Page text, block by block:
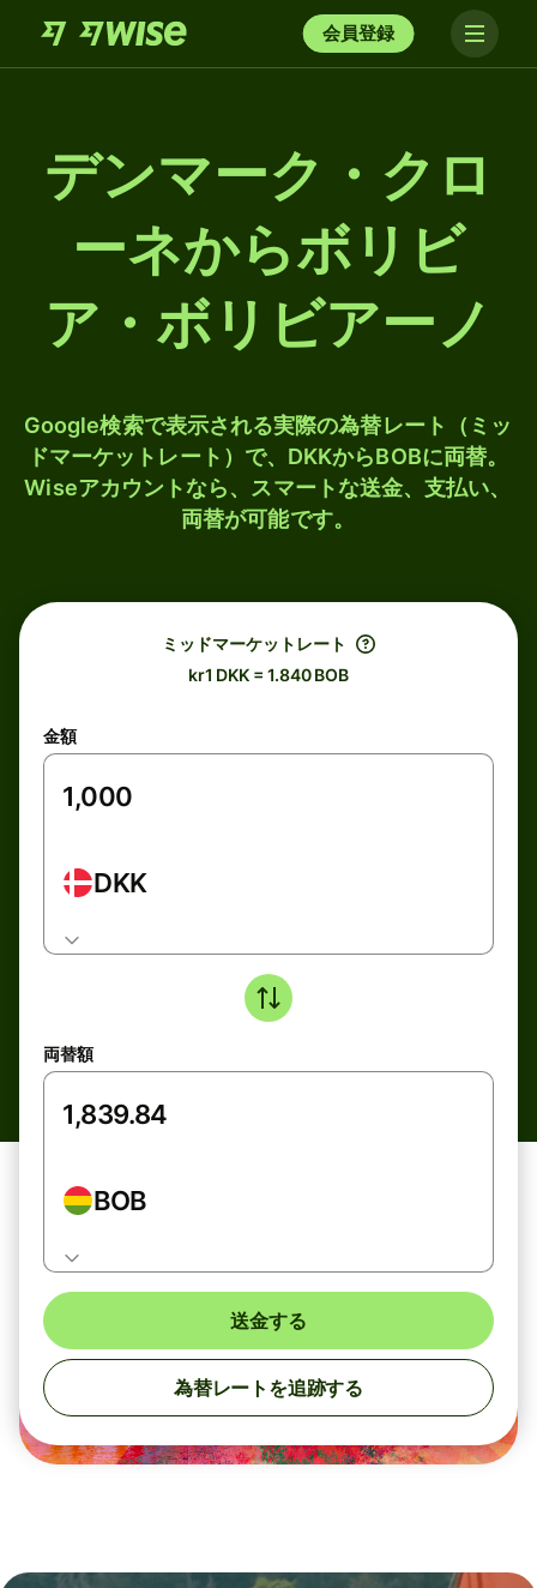
会員登録
デンマーク・クロ
ーネからボリビ
ア・ボリビアーノ
Google検索で表示される実際の為替レート（ミッ
ドマーケットレート）で、DKKからBOBに両替。
Wiseアカウントなら、スマートな送金、支払い、
両替が可能です。
ミッドマーケットレート
kr1 DKK = 1.840 BOB
金額
DKK
両替額
BOB
送金する
為替レートを追跡する